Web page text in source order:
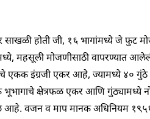
साखळी होती जी, १६भागांमध्ये जे फुट
, महसूली मोजणीसाठी वापरण्यात
एकक इंग्रजी एकर आहे, ज्यामध्ये ४० गुंठे
भूभागाचे क्षेत्रफळ एकर आणिगुंठ्यामध्ये
आहे. वजन व माप मानक अधिनियम